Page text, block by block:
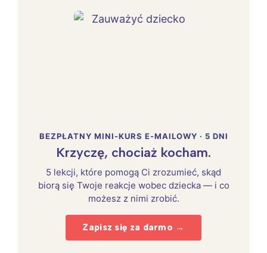
BEZPŁATNY MINI-KURS E-MAILOWY · 5 DNI
Krzyczę, chociaż kocham.
5 lekcji, które pomogą Ci zrozumieć, skąd
biorą się Twoje reakcje wobec dziecka — i co
możesz z nimi zrobić.
Zapisz się za darmo →